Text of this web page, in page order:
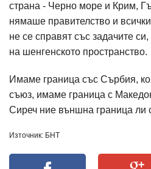
страна - Черно море и Крим,
нямаше правителство и
не се справят със задачите
на шенгенското пространство.
Имаме граница със Сърбия,
съюз, имаме граница с
Сиреч ние външна граница ли
Източник: БНТ